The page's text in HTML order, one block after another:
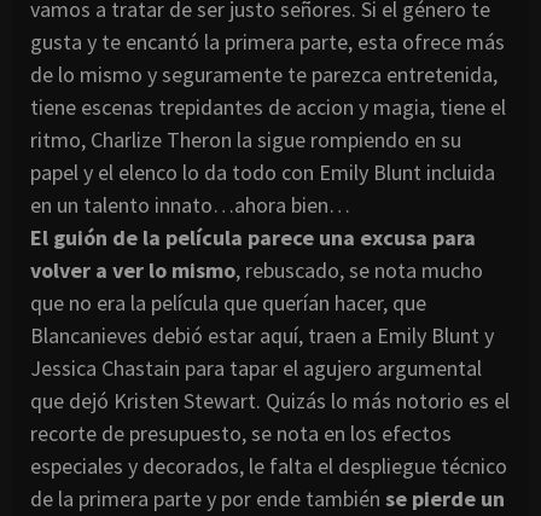
vamos a tratar de ser justo señores. Si el género te
gusta y te encantó la primera parte, esta ofrece más
de lo mismo y seguramente te parezca entretenida,
tiene escenas trepidantes de accion y magia, tiene el
ritmo, Charlize Theron la sigue rompiendo en su
papel y el elenco lo da todo con Emily Blunt incluida
en un talento innato…ahora bien…
El guión de la película parece una excusa para
volver a ver lo mismo, rebuscado, se nota mucho
que no era la película que querían hacer, que
Blancanieves debió estar aquí, traen a Emily Blunt y
Jessica Chastain para tapar el agujero argumental
que dejó Kristen Stewart. Quizás lo más notorio es el
recorte de presupuesto, se nota en los efectos
especiales y decorados, le falta el despliegue técnico
de la primera parte y por ende también se pierde un